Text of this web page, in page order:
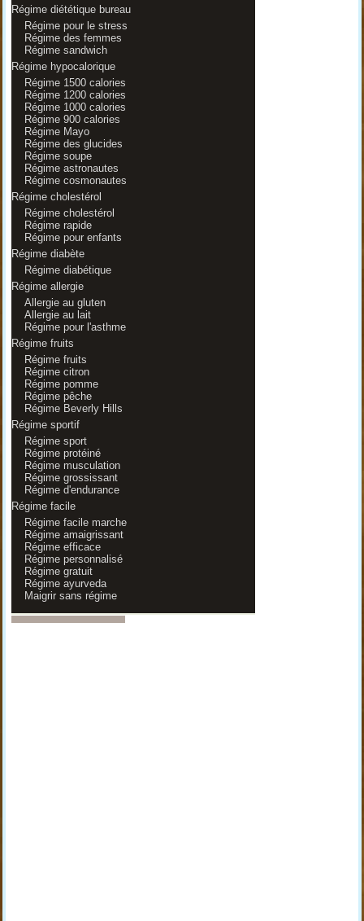
Régime diététique bureau
Régime pour le stress
Régime des femmes
Régime sandwich
Régime hypocalorique
Régime 1500 calories
Régime 1200 calories
Régime 1000 calories
Régime 900 calories
Régime Mayo
Régime des glucides
Régime soupe
Régime astronautes
Régime cosmonautes
Régime cholestérol
Régime cholestérol
Régime rapide
Régime pour enfants
Régime diabète
Régime diabétique
Régime allergie
Allergie au gluten
Allergie au lait
Régime pour l'asthme
Régime fruits
Régime fruits
Régime citron
Régime pomme
Régime pêche
Régime Beverly Hills
Régime sportif
Régime sport
Régime protéiné
Régime musculation
Régime grossissant
Régime d'endurance
Régime facile
Régime facile marche
Régime amaigrissant
Régime efficace
Régime personnalisé
Régime gratuit
Régime ayurveda
Maigrir sans régime